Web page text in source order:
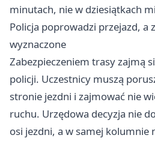
minutach, nie w dziesiątkach
Policja poprowadzi przejazd, a
wyznaczone
Zabezpieczeniem trasy zajmą
policji. Uczestnicy muszą
stronie jezdni i zajmować nie
ruchu. Urzędowa decyzja nie
osi jezdni, a w samej kolumnie